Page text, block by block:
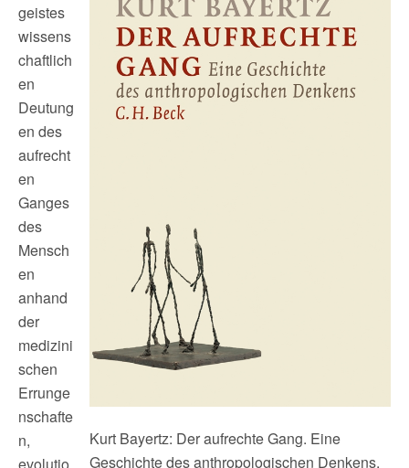
Kurt Bayertz: Der aufrechte Gang. Eine
Geschichte des anthropologischen Denkens.
geistes
wissens
chaftlich
en
Deutung
en des
aufrecht
en
Ganges
des
Mensch
en
anhand
der
medizini
schen
Errunge
nschafte
n,